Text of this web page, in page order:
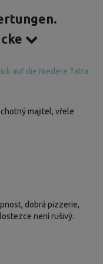
auf die Niedere Tatra
majitel, vřele
dobrá pizzerie,
není rušivý.